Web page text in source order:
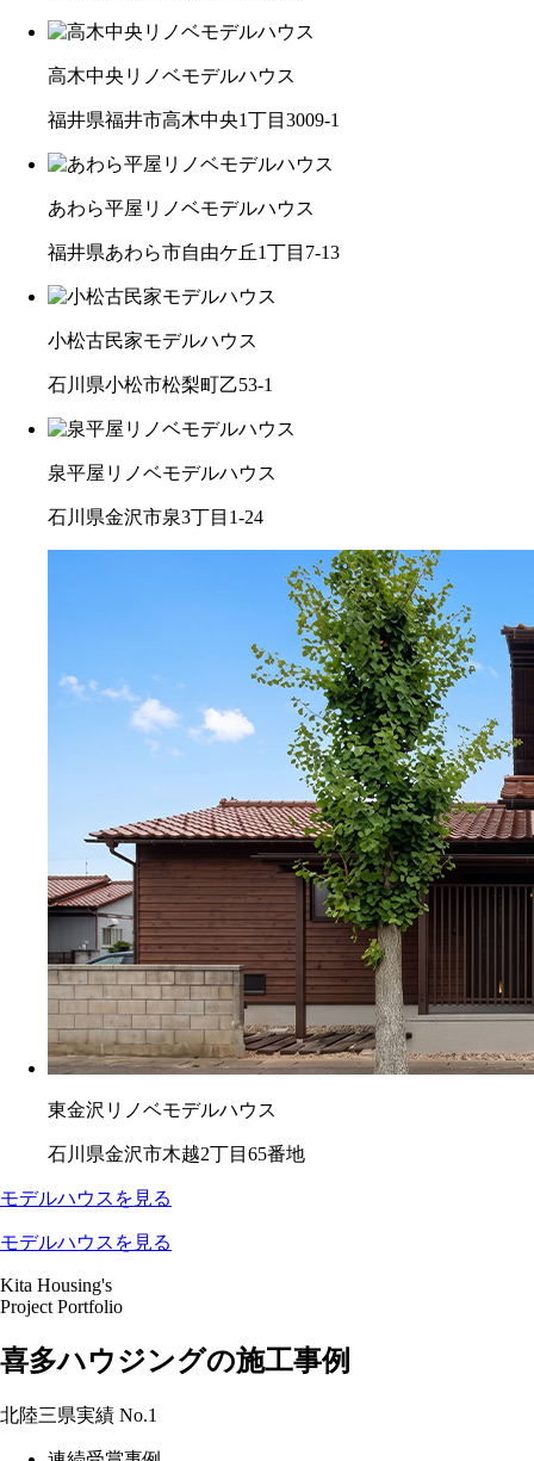
高木中央リノベモデルハウス
福井県福井市高木中央1丁目3009-1
あわら平屋リノベモデルハウス
福井県あわら市自由ケ丘1丁目7-13
小松古民家モデルハウス
石川県小松市松梨町乙53-1
泉平屋リノベモデルハウス
石川県金沢市泉3丁目1-24
東金沢リノベモデルハウス
石川県金沢市木越2丁目65番地
モデルハウスを見る
モデルハウスを見る
Kita Housing's
Project Portfolio
喜多ハウジングの施工事例
北陸三県実績 No.1